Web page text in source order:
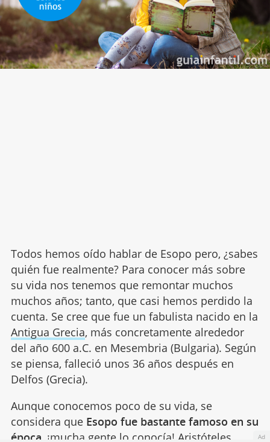
Todos hemos oído hablar de Esopo pero, ¿sabes
quién fue realmente? Para conocer más sobre
su vida nos tenemos que remontar muchos
muchos años; tanto, que casi hemos perdido la
cuenta. Se cree que fue un fabulista nacido en la
Antigua Grecia, más concretamente alrededor
del año 600 a.C. en Mesembria (Bulgaria). Según
se piensa, falleció unos 36 años después en
Delfos (Grecia).
Aunque conocemos poco de su vida, se
considera que Esopo fue bastante famoso en su
época , ¡mucha gente lo conocía! Aristóteles, Ad